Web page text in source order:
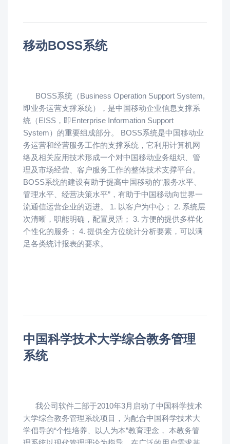
移动BOSS系统
BOSS系统（Business Operation Support System,
即业务运营支撑系统），是中国移动企业信息支撑系
统（EISS，即Enterprise Information Support
System）的重要组成部分。 BOSS系统是中国移动业
务运营和经营服务工作的支撑系统，它利用计算机网
络及相关应用技术形成一个对中国移动业务组织、管
理及市场经营、客户服务工作的整体技术支撑平台。
BOSS系统的建设有助于提高中国移动的“服务水平、
管理水平、经营决策水平”，有助于中国移动向世界一
流通信运营企业的迈进。 1. 以客户为中心； 2. 系统层
次清晰，职能明确，配置灵活； 3. 方便的提供多样化
个性化的服务； 4. 提供全方位统计分析要素，可以满
足各类统计报表的要求。
中国科学技术大学综合教务管理
系统
我公司软件二部于2010年3月启动了中国科学技术
大学综合教务管理系统项目，为配合中国科学技术大
学倡导的“个性培养、以人为本”教育理念， 本教务管